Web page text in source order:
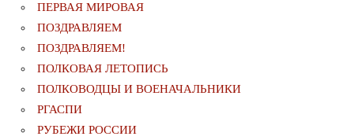
ПЕРВАЯ МИРОВАЯ
ПОЗДРАВЛЯЕМ
ПОЗДРАВЛЯЕМ!
ПОЛКОВАЯ ЛЕТОПИСЬ
ПОЛКОВОДЦЫ И ВОЕНАЧАЛЬНИКИ
РГАСПИ
РУБЕЖИ РОССИИ